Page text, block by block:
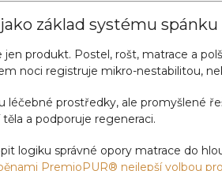
základ systému spánku
jen produkt. Postel, rošt, matrace a
noci registruje mikro-nestabilitou,
léčebné prostředky, ale promyšlené
a podporuje regeneraci.
logiku správné opory matrace do
PremioPUR® nejlepší volbou